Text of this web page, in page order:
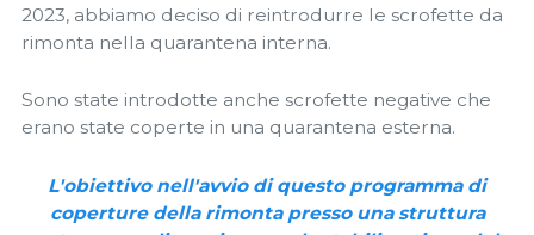
2023, abbiamo deciso di reintrodurre le scrofette da
rimonta nella quarantena interna.
Sono state introdotte anche scrofette negative che
erano state coperte in una quarantena esterna.
L'obiettivo nell'avvio di questo programma di
coperture della rimonta presso una struttura